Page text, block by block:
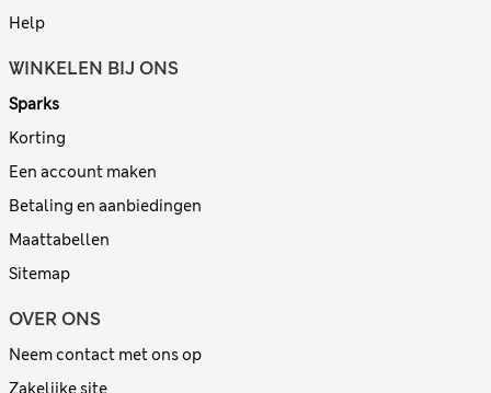
Help
WINKELEN BIJ ONS
Sparks
Korting
Een account maken
Betaling en aanbiedingen
Maattabellen
Sitemap
OVER ONS
Neem contact met ons op
Zakelijke site